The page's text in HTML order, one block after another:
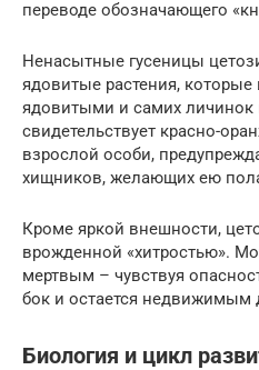
переводе обозначающего
Ненасытные гусеницы
ядовитые растения,
ядовитыми и самих личинок
свидетельствует красно-
взрослой особи,
хищников, желающих ею
Кроме яркой внешности,
врожденной «хитростью».
мертвым – чувствуя
бок и остается недвижимым
Биология и цикл